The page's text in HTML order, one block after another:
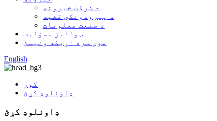
د شرکت خبرونه
د پیرودونکي قضیه
د صنعت معلومات
ټولنیز مسؤلیت
موږ سره اړیکه ونیسئ
English
کور
ډاونلوډ کړئ
ډاونلوډ کړئ